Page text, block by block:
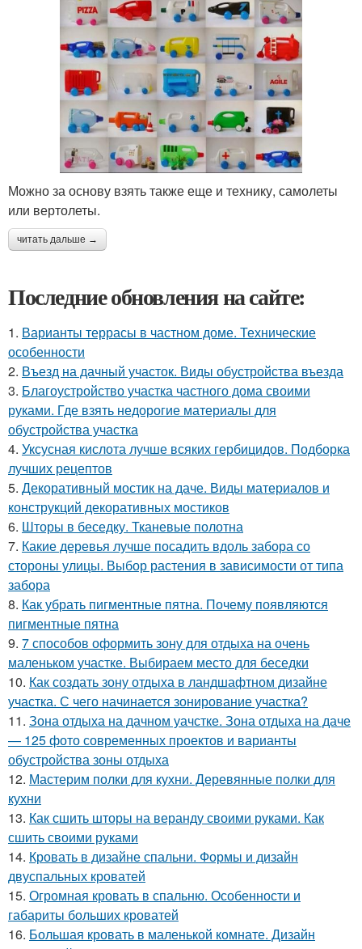
Можно за основу взять также еще и технику, самолеты
или вертолеты.
читать дальше →
Последние обновления на сайте:
1. Варианты террасы в частном доме. Технические
особенности
2. Въезд на дачный участок. Виды обустройства въезда
3. Благоустройство участка частного дома своими
руками. Где взять недорогие материалы для
обустройства участка
4. Уксусная кислота лучше всяких гербицидов. Подборка
лучших рецептов
5. Декоративный мостик на даче. Виды материалов и
конструкций декоративных мостиков
6. Шторы в беседку. Тканевые полотна
7. Какие деревья лучше посадить вдоль забора со
стороны улицы. Выбор растения в зависимости от типа
забора
8. Как убрать пигментные пятна. Почему появляются
пигментные пятна
9. 7 способов оформить зону для отдыха на очень
маленьком участке. Выбираем место для беседки
10. Как создать зону отдыха в ландшафтном дизайне
участка. С чего начинается зонирование участка?
11. Зона отдыха на дачном уачстке. Зона отдыха на даче
— 125 фото современных проектов и варианты
обустройства зоны отдыха
12. Мастерим полки для кухни. Деревянные полки для
кухни
13. Как сшить шторы на веранду своими руками. Как
сшить своими руками
14. Кровать в дизайне спальни. Формы и дизайн
двуспальных кроватей
15. Огромная кровать в спальню. Особенности и
габариты больших кроватей
16. Большая кровать в маленькой комнате. Дизайн